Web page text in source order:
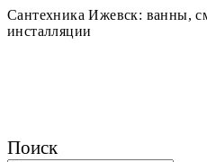
Сантехника Ижевск: ванны,
инсталляции
Поиск